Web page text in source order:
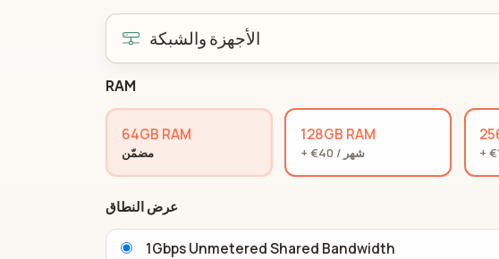
الأجهزة والشبكة
RAM
64GB RAM
مضمّن
128GB RAM
+ €40 / شهر
عرض النطاق
1Gbps Unmetered Shared Bandwidth